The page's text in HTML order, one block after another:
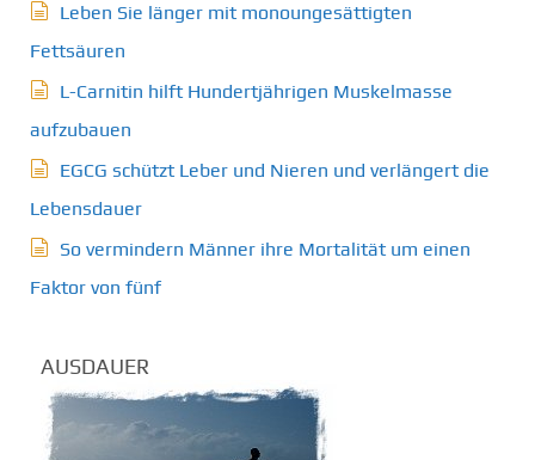
Leben Sie länger mit monoungesättigten
Fettsäuren
L-Carnitin hilft Hundertjährigen Muskelmasse
aufzubauen
EGCG schützt Leber und Nieren und verlängert die
Lebensdauer
So vermindern Männer ihre Mortalität um einen
Faktor von fünf
AUSDAUER